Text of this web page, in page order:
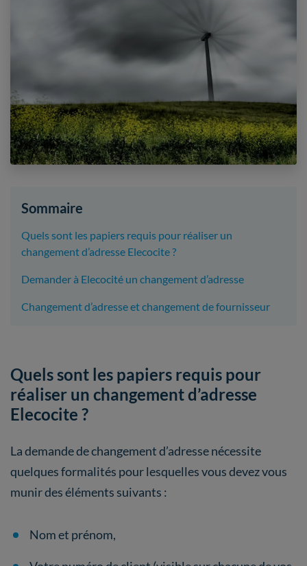
Sommaire
Quels sont les papiers requis pour réaliser un
changement d’adresse Elecocite ?
Demander à Elecocité un changement d’adresse
Changement d’adresse et changement de fournisseur
Quels sont les papiers requis pour
réaliser un changement d’adresse
Elecocite ?
La demande de changement d’adresse nécessite
quelques formalités pour lesquelles vous devez vous
munir des éléments suivants :
Nom et prénom,